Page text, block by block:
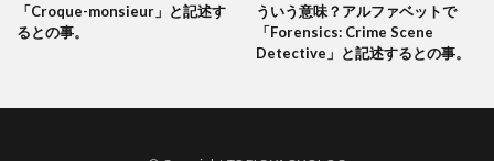
「Croque-monsieur」と記述す
るとの事。
ういう意味？アルファベットで
「Forensics: Crime Scene
Detective」と記述するとの事。